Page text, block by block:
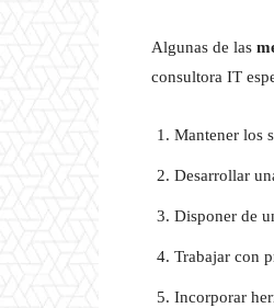
Algunas de las
consultora IT
Mantener los
Desarrollar
Disponer de
Trabajar con
Incorporar